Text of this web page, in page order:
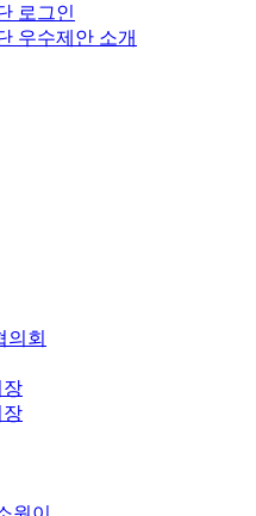
로그인
우수제안 소개
의회
장
장